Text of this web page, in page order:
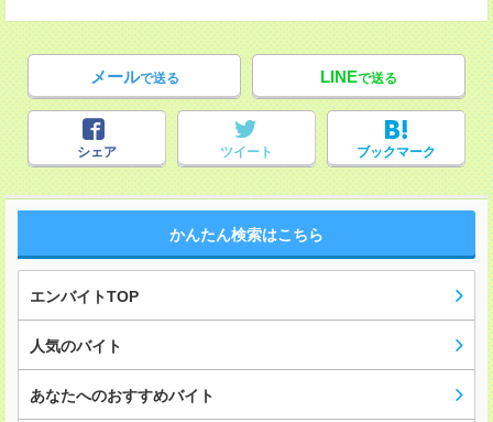
メールで送る LINEで送る
シェア ツイート ブックマーク
かんたん検索はこちら
エンバイトTOP
人気のバイト
あなたへのおすすめバイト